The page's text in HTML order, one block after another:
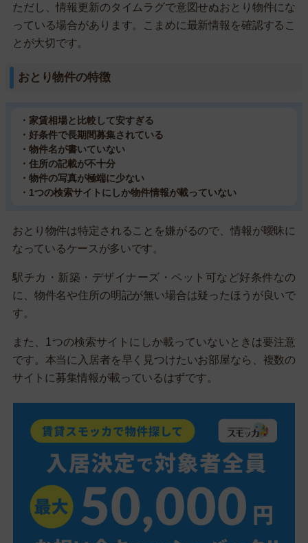
ただし、情報更新のタイムラグで意図せぬおとり物件にな
っている場合があります。こまめに最新情報を確認するこ
とが大切です。
おとり物件の特徴
・家賃相場と比較して安すぎる
・好条件で長期間募集されている
・物件名が書いていない
・住所の記載が不十分
・物件の写真が極端に少ない
・1つの検索サイトにしか物件情報が載っていない
おとり物件は特定されることを嫌がるので、情報が曖昧に
なっているケースが多いです。
駅チカ・新築・デザイナーズ・ペット可など好条件なの
に、物件名や住所の明記が無い場合は疑ったほうが良いで
す。
また、1つの検索サイトにしか載っていないときは要注意
です。本当に入居者を早く見つけたいお部屋なら、複数の
サイトに募集情報が載っているはずです。